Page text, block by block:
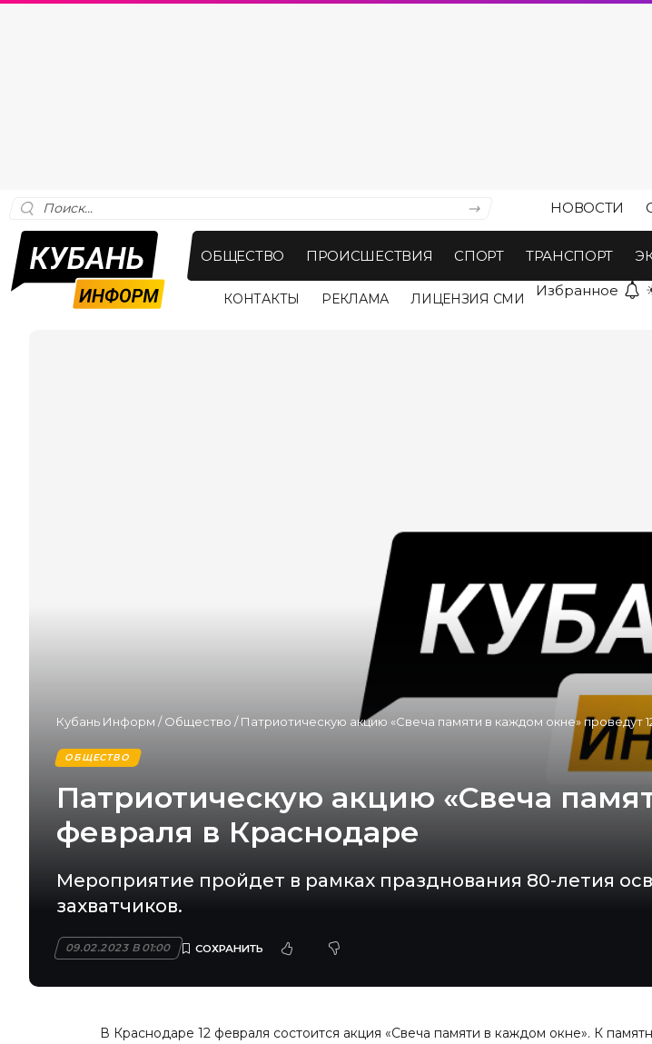
НОВОСТИ
ОБЩЕСТВО ПРОИСШЕСТВИЯ СПОРТ ТРАНСПОРТ
КОНТАКТЫ РЕКЛАМА ЛИЦЕНЗИЯ СМИ Избранное
Кубань Информ /Общество /Патриотическую акцию «Свеча памяти в каждом окне» проведут
ОБЩЕСТВО
Патриотическую акцию «Свеча
февраля в Краснодаре
Мероприятие пройдет в рамках празднования 80-летия
захватчиков.
09.02.2023 В 01:00
В Краснодаре 12 февраля состоится акция «Свеча памяти в каждом окне». К